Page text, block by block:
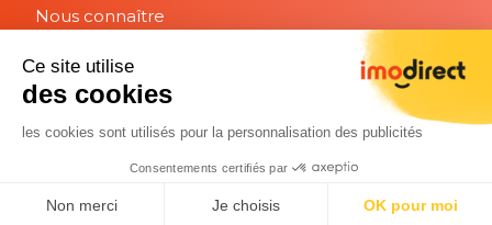
Ce site utilise
des cookies
les cookies sont utilisés pour la personnalisation des publicités
Consentements certifiés par
Non merci Je choisis OK pour moi
Nous connaître
Suivez nous
© Imodirect 2026 - Données personnelles Mentions légales